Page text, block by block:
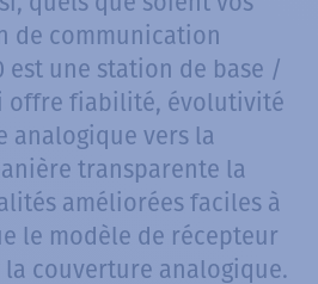
de communication
est une station de base /
offre fiabilité, évolutivité
analogique vers la
transparente la
améliorées faciles à
le modèle de récepteur
couverture analogique.